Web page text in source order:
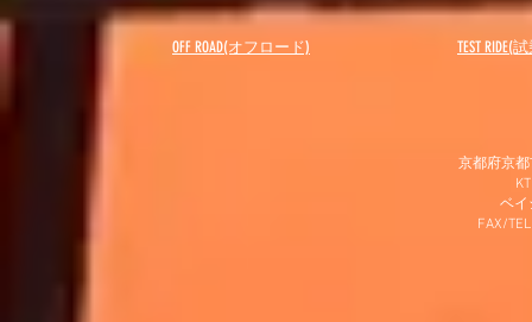
OFF ROAD(オフロード) ​TEST RIDE(
京都府京
ベイ
FAX/